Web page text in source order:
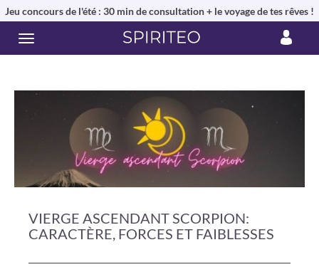
Jeu concours de l'été : 30 min de consultation + le voyage de tes rêves !
VIERGE ASCENDANT SCORPION:
CARACTÈRE, FORCES ET FAIBLESSES